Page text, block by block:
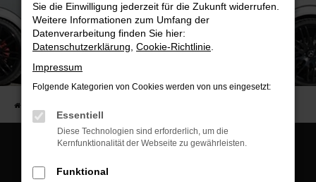
Powered by KTW Tuning
Sie die Einwilligung jederzeit für die Zukunft widerrufen.
Weitere Informationen zum Umfang der
Datenverarbeitung finden Sie hier:
Datenschutzerklärung Cookie-Richtlinie
Impressum
Folgende Kategorien von Cookies werden von uns eingesetzt:
Essentiell
Diese Technologien sind erforderlich, um die
Kernfunktionalität der Webseite zu gewährleisten.
Funktional